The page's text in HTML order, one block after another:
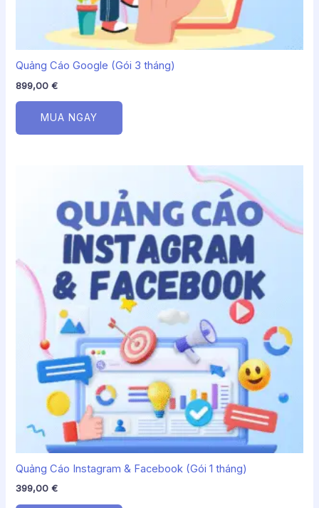
Quảng Cáo Google (Gói 3 tháng)
899,00€
MUA NGAY
Quảng Cáo Instagram & Facebook (Gói 1 tháng)
399,00€